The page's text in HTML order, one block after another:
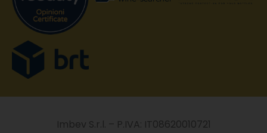
Imbev S.r.l. – P.IVA: IT08620010721